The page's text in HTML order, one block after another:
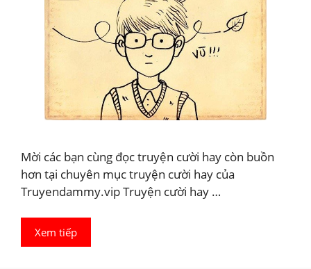
Mời các bạn cùng đọc truyện cười hay còn buồn
hơn tại chuyên mục truyện cười hay của
Truyendammy.vip Truyện cười hay …
Xem tiếp